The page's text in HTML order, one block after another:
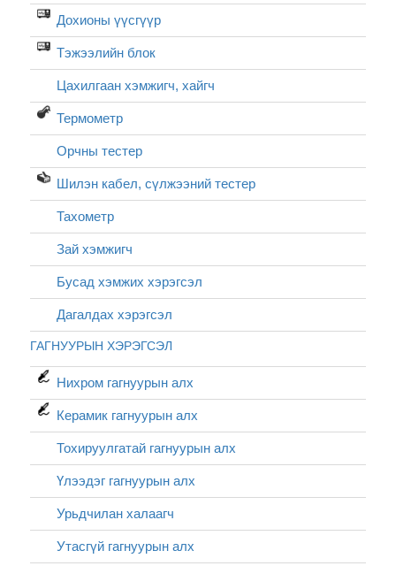
Дохионы үүсгүүр
Тэжээлийн блок
Цахилгаан хэмжигч, хайгч
Термометр
Орчны тестер
Шилэн кабел, cүлжээний тестер
Тахометр
Зай хэмжигч
Бусад хэмжих хэрэгсэл
Дагалдах хэрэгсэл
ГАГНУУРЫН ХЭРЭГСЭЛ
Нихром гагнуурын алх
Керамик гагнуурын алх
Тохируулгатай гагнуурын алх
Үлээдэг гагнуурын алх
Урьдчилан халаагч
Утасгүй гагнуурын алх